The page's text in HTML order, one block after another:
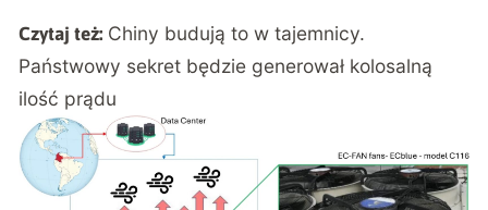
Czytaj też: Chiny budują to w tajemnicy.
Państwowy sekret będzie generował kolosalną
ilość prądu